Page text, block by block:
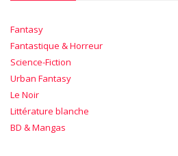
Fantasy
Fantastique & Horreur
Science-Fiction
Urban Fantasy
Le Noir
Littérature blanche
BD & Mangas